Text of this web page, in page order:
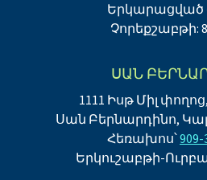
Երկարացված
Չորեքշաբթի:
ՍԱՆ
1111 Իսթ Միլ
Սան Բերնարդինո,
Հեռախոս՝909-
Երկուշաբթի-